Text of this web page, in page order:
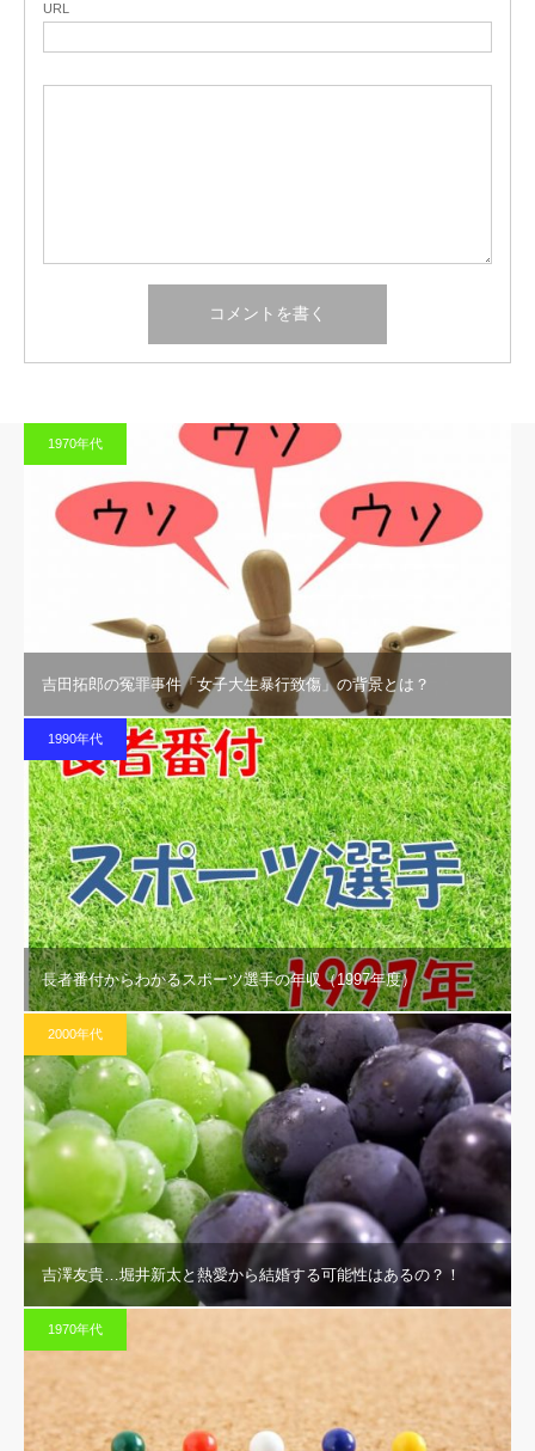
URL
1970年代
吉田拓郎の冤罪事件「女子大生暴行致傷」の背景とは？
1990年代
長者番付からわかるスポーツ選手の年収（1997年度）
2000年代
吉澤友貴…堀井新太と熱愛から結婚する可能性はあるの？！
1970年代